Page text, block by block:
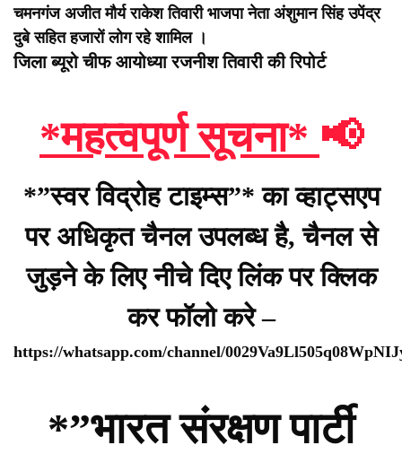
चमनगंज अजीत मौर्य राकेश तिवारी भाजपा नेता अंशुमान सिंह उपेंद्र
दुबे सहित हजारों लोग रहे शामिल ।
जिला ब्यूरो चीफ आयोध्या रजनीश तिवारी की रिपोर्ट
*महत्वपूर्ण सूचना* 📢
*”स्वर विद्रोह टाइम्स”* का व्हाट्सएप
पर अधिकृत चैनल उपलब्ध है, चैनल से
जुड़ने के लिए नीचे दिए लिंक पर क्लिक
कर फॉलो करे –
https://whatsapp.com/channel/
*”भारत संरक्षण पार्टी